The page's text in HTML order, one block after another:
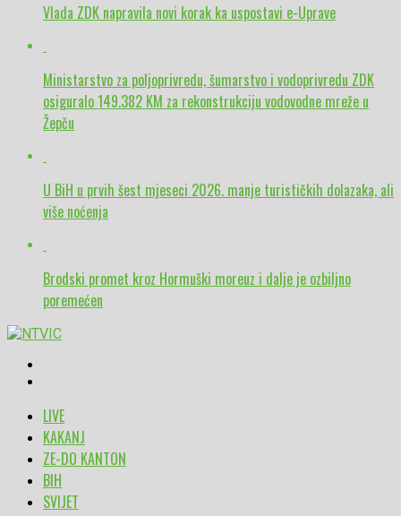
Vlada ZDK napravila novi korak ka uspostavi e-Uprave
Ministarstvo za poljoprivredu, šumarstvo i vodoprivredu ZDK
osiguralo 149.382 KM za rekonstrukciju vodovodne mreže u
Žepču
U BiH u prvih šest mjeseci 2026. manje turističkih dolazaka, ali
više noćenja
Brodski promet kroz Hormuški moreuz i dalje je ozbiljno
poremećen
LIVE
KAKANJ
ZE-DO KANTON
BIH
SVIJET